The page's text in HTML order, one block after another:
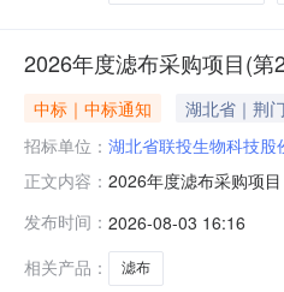
2026年度滤布采购项目(第
中标｜中标通知 湖北省｜荆
招标单位： 湖北省联投生物科技股
正文内容： 2026年度滤布采购项
价格（元）项目负责
活动存在违
发布时间： 2026-08-03 16:16
相关产品：
滤布